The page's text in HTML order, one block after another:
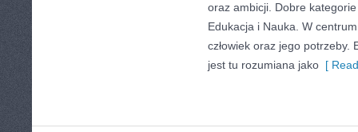
oraz ambicji. Dobre
Edukacja i Nauka. W
człowiek oraz jego potrzeby.
jest tu rozumiana jako [